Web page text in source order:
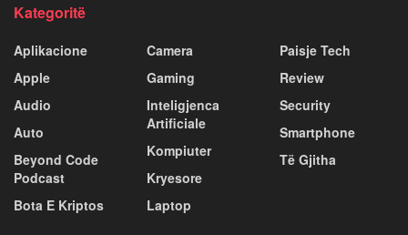
Kategoritë
Aplikacione
Apple
Audio
Auto
Beyond Code
Podcast
Bota E Kriptos
Camera
Gaming
Inteligjenca
Artificiale
Kompiuter
Kryesore
Laptop
Paisje Tech
Review
Security
Smartphone
Të Gjitha